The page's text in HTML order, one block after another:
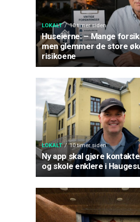
LOKALT 10 timer siden
Huseierne: – Mange
men glemmer de store
risikoene
LOKALT 10 timer siden
Ny app skal gjøre
og skole enklere i